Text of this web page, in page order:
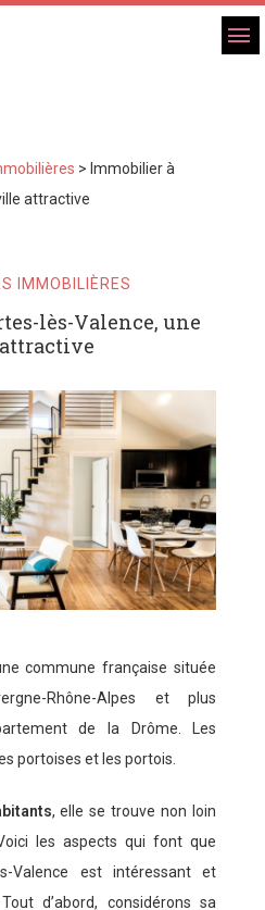
> Immobilier à
attractive
IMMOBILIÈRES
lès-Valence, une
commune française située
Rhône-Alpes et plus
de la Drôme. Les
portoises et les portois.
, elle se trouve non loin
les aspects qui font que
Valence est intéressant et
d’abord, considérons sa